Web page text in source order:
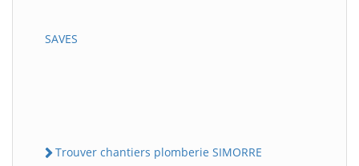
SAVES
Trouver chantiers plomberie SIMORRE